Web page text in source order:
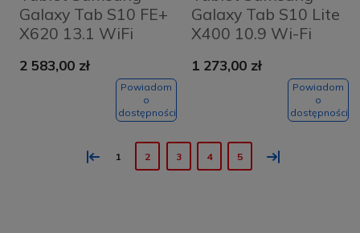
Galaxy Tab S10 FE+
X620 13.1 WiFi
Grafitowy -
2 583,00 zł
Powiadom
o
dostępności
Galaxy Tab S10 Lite
X400 10.9 Wi-Fi
Szary - Grey
1 273,00 zł
Powiadom
o
dostępności
« 1 2 3 4 5 »